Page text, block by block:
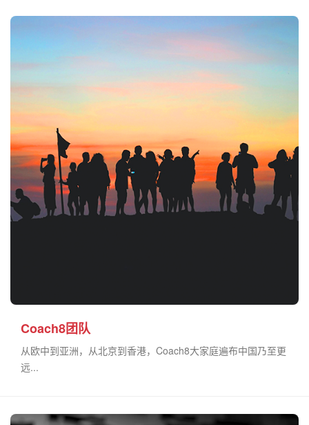
Coach8团队
从欧中到亚洲，从北京到香港，Coach8大家庭遍布中国乃至更
远...